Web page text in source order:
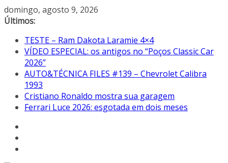
Pular
para
conteúdo
domingo, agosto 9, 2026
Últimos:
TESTE – Ram Dakota Laramie 4×4
VÍDEO ESPECIAL: os antigos no “Poços Classic Car
2026”
AUTO&TÉCNICA FILES #139 – Chevrolet Calibra
1993
Cristiano Ronaldo mostra sua garagem
Ferrari Luce 2026: esgotada em dois meses